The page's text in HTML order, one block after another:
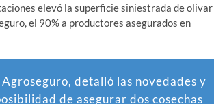
elevó la superficie siniestrada de olivar
el 90% a productores asegurados en
detalló las novedades y
de asegurar dos cosechas